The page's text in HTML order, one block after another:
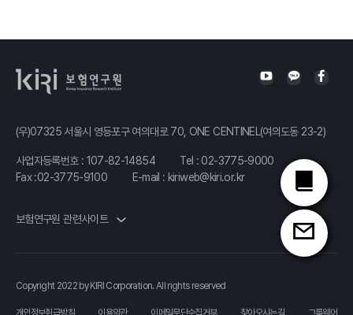
(우)07325 서울시 영등포구 여의대로 70, ONE CENTINEL(여의도동 23-2)
사업자등록번호 : 107-82-14854 Tel : 02-3775-9000
Fax :02-3775-9100
E-mail : kiriweb@kiri.or.kr
보험연구원 관련사이트
Copyright 2022 by KIRI Corporation. All rights reserved
개인정보취급방침 이용약관 이메일무단수집거부 찾아오시는길 그룹웨어